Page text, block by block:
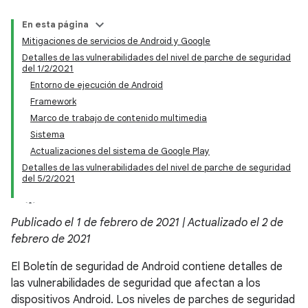
En esta página
Mitigaciones de servicios de Android y Google
Detalles de las vulnerabilidades del nivel de parche de seguridad
del 1/2/2021
Entorno de ejecución de Android
Framework
Marco de trabajo de contenido multimedia
Sistema
Actualizaciones del sistema de Google Play
Detalles de las vulnerabilidades del nivel de parche de seguridad
del 5/2/2021
Publicado el 1 de febrero de 2021 | Actualizado el 2 de
febrero de 2021
El Boletín de seguridad de Android contiene detalles de
las vulnerabilidades de seguridad que afectan a los
dispositivos Android. Los niveles de parches de seguridad